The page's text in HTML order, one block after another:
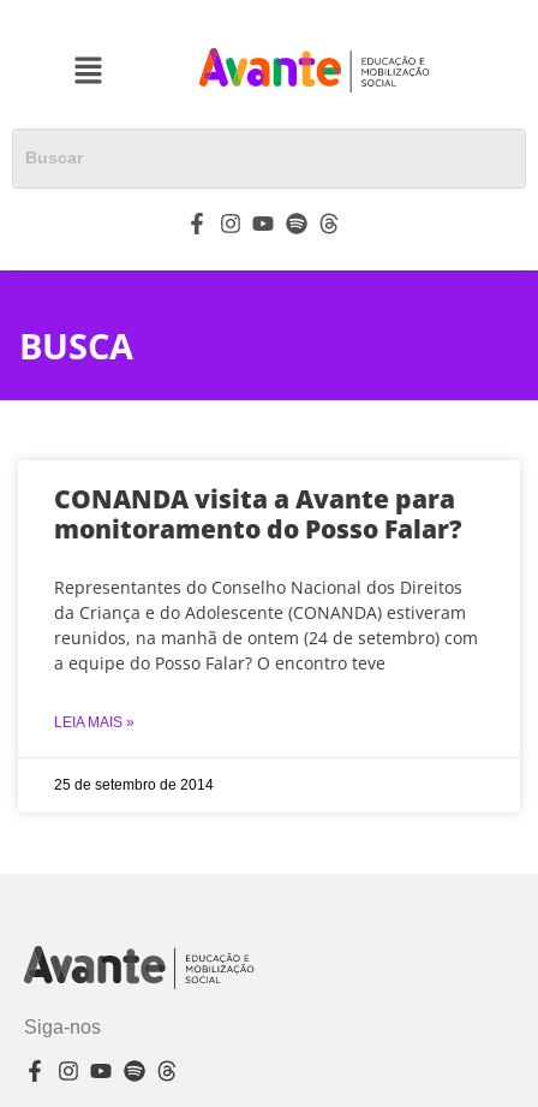
BUSCA
CONANDA visita a Avante para
monitoramento do Posso Falar?
Representantes do Conselho Nacional dos Direitos
da Criança e do Adolescente (CONANDA) estiveram
reunidos, na manhã de ontem (24 de setembro) com
a equipe do Posso Falar? O encontro teve
LEIA MAIS »
25 de setembro de 2014
Siga-nos